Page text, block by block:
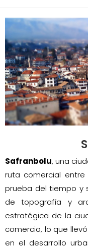
Safranbolu, una
ruta comercial
prueba del tiempo y
de topografía y
estratégica de la
comercio, lo que
en el desarrollo